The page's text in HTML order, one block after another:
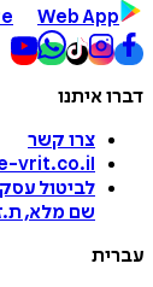
Web App
דברו איתנו
צרו קשר
vrit.co.il
לביטול
שם מלא,
עברית